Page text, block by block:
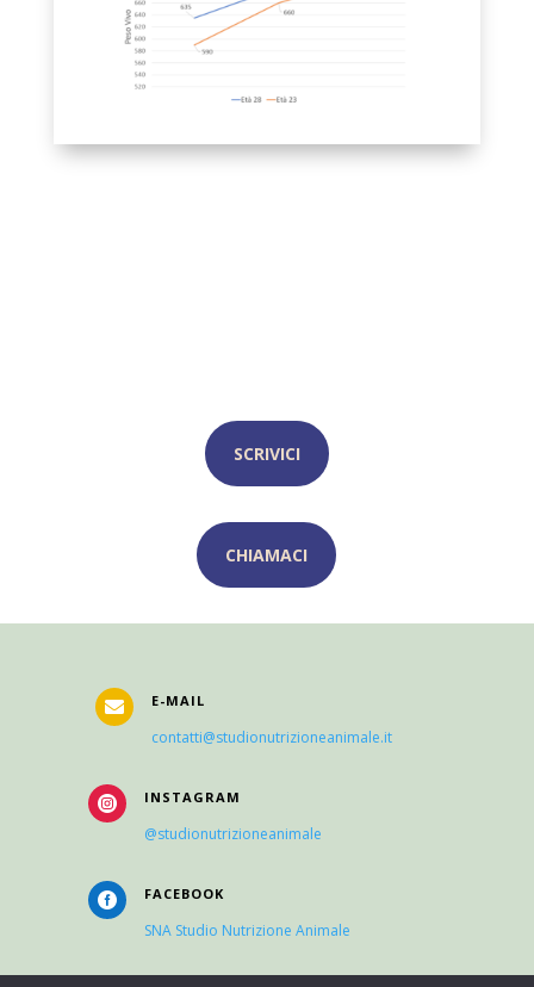
SCRIVICI
CHIAMACI
 E-MAIL
contatti@studionutrizioneanimale.it
 INSTAGRAM
@studionutrizioneanimale
 FACEBOOK
SNA Studio Nutrizione Animale